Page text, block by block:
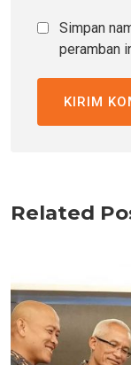
Simpan
peramban
Related